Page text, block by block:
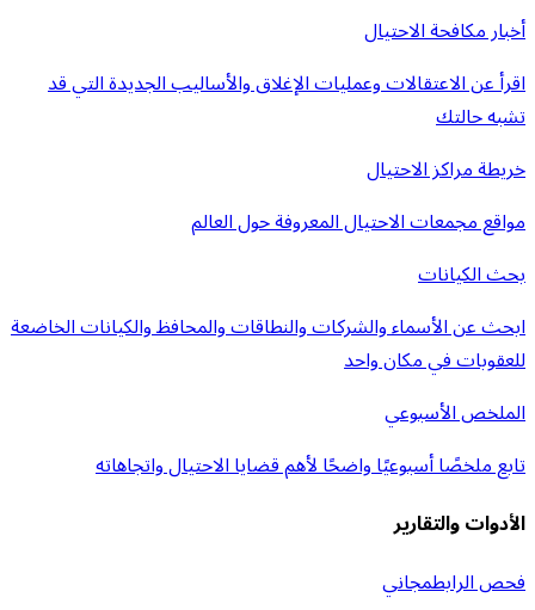
أخبار مكافحة الاحتيال
اقرأ عن الاعتقالات وعمليات الإغلاق والأساليب الجديدة التي قد
تشبه حالتك
خريطة مراكز الاحتيال
مواقع مجمعات الاحتيال المعروفة حول العالم
بحث الكيانات
ابحث عن الأسماء والشركات والنطاقات والمحافظ والكيانات الخاضعة
للعقوبات في مكان واحد
الملخص الأسبوعي
تابع ملخصًا أسبوعيًا واضحًا لأهم قضايا الاحتيال واتجاهاته
الأدوات والتقارير
فحص الرابطمجاني